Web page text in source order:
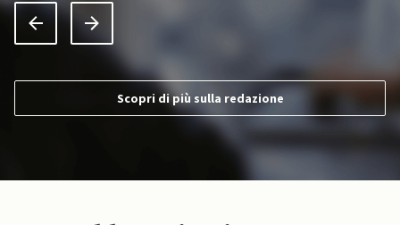
Scopri di più sulla redazione